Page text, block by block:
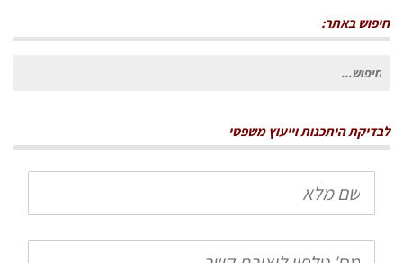
חיפוש באתר:
חיפוש
לבדיקת היתכנות וייעוץ משפטי
שם
מלא
טלפון